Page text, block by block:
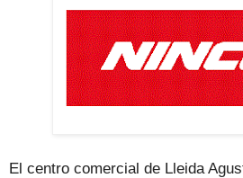
El centro comercial de Lleida